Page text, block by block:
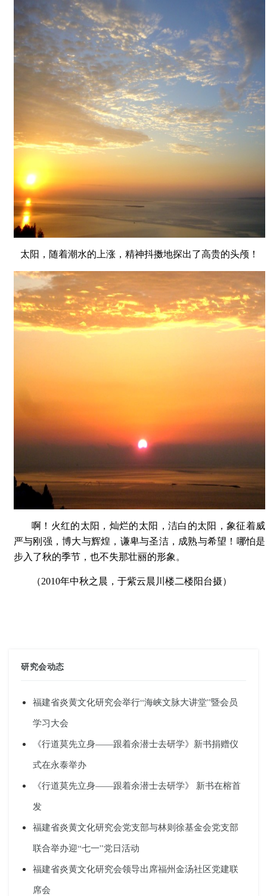
太阳，随着潮水的上涨，精神抖擞地探出了高贵的头颅！
啊！火红的太阳，灿烂的太阳，洁白的太阳，象征着威
严与刚强，博大与辉煌，谦卑与圣洁，成熟与希望！哪怕是
步入了秋的季节，也不失那壮丽的形象。
（2010年中秋之晨，于紫云晨川楼二楼阳台摄）
研究会动态
福建省炎黄文化研究会举行“海峡文脉大讲堂”暨会员
学习大会
《行道莫先立身——跟着余潜士去研学》新书捐赠仪
式在永泰举办
《行道莫先立身——跟着余潜士去研学》 新书在榕首
发
福建省炎黄文化研究会党支部与林则徐基金会党支部
联合举办迎“七一”党日活动
福建省炎黄文化研究会领导出席福州金汤社区党建联
席会